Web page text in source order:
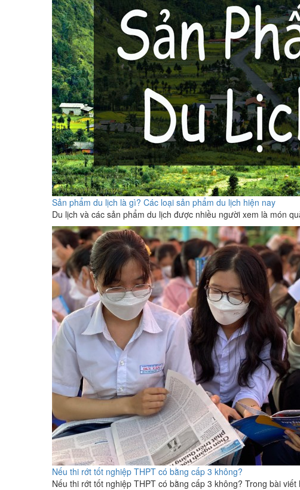
Sản phẩm du lịch là gì? Các loại sản phẩm du lịch hiện nay
Du lịch và các sản phẩm du lịch được nhiều người xem là món
Nếu thi rớt tốt nghiệp THPT có bằng cấp 3 không?
Nếu thi rớt tốt nghiệp THPT có bằng cấp 3 không? Trong bài